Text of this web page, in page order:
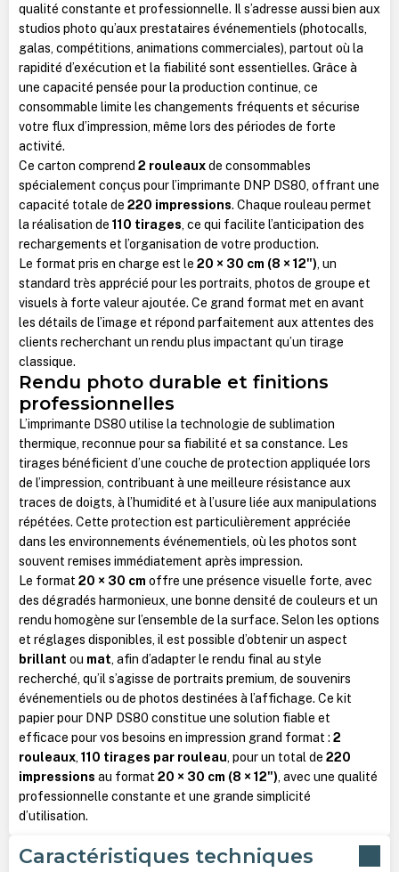
qualité constante et professionnelle. Il s’adresse aussi bien aux
studios photo qu’aux prestataires événementiels (photocalls,
galas, compétitions, animations commerciales), partout où la
rapidité d’exécution et la fiabilité sont essentielles. Grâce à
une capacité pensée pour la production continue, ce
consommable limite les changements fréquents et sécurise
votre flux d’impression, même lors des périodes de forte
activité.
Ce carton comprend 2 rouleauxde consommables
spécialement conçus pour l’imprimante DNP DS80, offrant une
capacité totale de 220 impressions. Chaque rouleau permet
la réalisation de 110 tirages, ce qui facilite l’anticipation des
rechargements et l’organisation de votre production.
Le format pris en charge est le 20 × 30 cm (8 × 12"), un
standard très apprécié pour les portraits, photos de groupe et
visuels à forte valeur ajoutée. Ce grand format met en avant
les détails de l’image et répond parfaitement aux attentes des
clients recherchant un rendu plus impactant qu’un tirage
classique.
Rendu photo durable et finitions
professionnelles
L’imprimante DS80 utilise la technologie de sublimation
thermique, reconnue pour sa fiabilité et sa constance. Les
tirages bénéficient d’une couche de protection appliquée lors
de l’impression, contribuant à une meilleure résistance aux
traces de doigts, à l’humidité et à l’usure liée aux manipulations
répétées. Cette protection est particulièrement appréciée
dans les environnements événementiels, où les photos sont
souvent remises immédiatement après impression.
Le format 20 × 30 cm offre une présence visuelle forte, avec
des dégradés harmonieux, une bonne densité de couleurs et un
rendu homogène sur l’ensemble de la surface. Selon les options
et réglages disponibles, il est possible d’obtenir un aspect
brillant ou mat, afin d’adapter le rendu final au style
recherché, qu’il s’agisse de portraits premium, de souvenirs
événementiels ou de photos destinées à l’affichage. Ce kit
papier pour DNP DS80 constitue une solution fiable et
efficace pour vos besoins en impression grand format : 2
rouleaux, 110 tirages par rouleau, pour un total de 220
impressions au format 20 × 30 cm (8 × 12"), avec une qualité
professionnelle constante et une grande simplicité
d’utilisation.
Caractéristiques techniques